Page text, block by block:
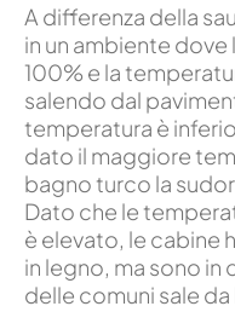
A differenza della
in un ambiente dove
100% e la
salendo dal
temperatura è
dato il maggiore
bagno turco la
Dato che le
è elevato, le cabine
in legno, ma sono
delle comuni sale